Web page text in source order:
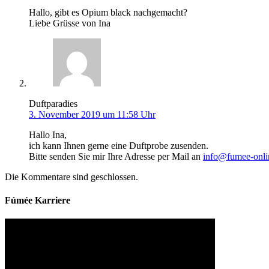
Hallo, gibt es Opium black nachgemacht?
Liebe Grüsse von Ina
Duftparadies
3. November 2019 um 11:58 Uhr
Hallo Ina,
ich kann Ihnen gerne eine Duftprobe zusenden.
Bitte senden Sie mir Ihre Adresse per Mail an info@fumee-
Die Kommentare sind geschlossen.
Fúmée Karriere